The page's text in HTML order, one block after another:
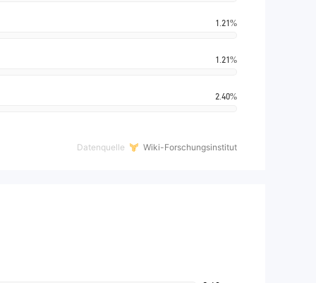
1.21%
1.21%
2.40%
Datenquelle Wiki-Forschungsinstitut